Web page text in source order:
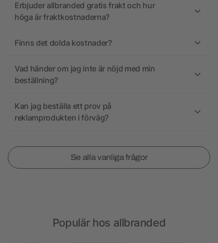
Erbjuder allbranded gratis frakt och hur
höga är fraktkostnaderna?
Finns det dolda kostnader?
Vad händer om jag inte är nöjd med min
beställning?
Kan jag beställa ett prov på
reklamprodukten i förväg?
Se alla vanliga frågor
Populär hos allbranded